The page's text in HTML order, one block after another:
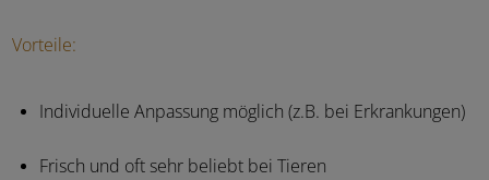
Vorteile:
Individuelle Anpassung möglich (z.B. bei Erkrankungen)
Frisch und oft sehr beliebt bei Tieren